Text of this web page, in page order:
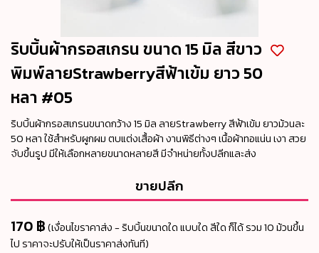
ริบบิ้นผ้ากรอสเกรน ขนาด 15 มิล สีขาว
พิมพ์ลายStrawberryสีฟ้าเข้ม ยาว 50
หลา #05
ริบบิ้นผ้ากรอสเกรนขนาดกว้าง 15 มิล ลายStrawberry สีฟ้าเข้ม ยาวม้วนละ
50 หลา ใช้สำหรับผูกผม ตบแต่งเสื้อผ้า งานพิธีต่างๆ เนื้อผ้าทอแน่น เงา สวย
จับขึ้นรูป มีให้เลือกหลายขนาดหลายสี มีจำหน่ายทั้งปลีกและส่ง
ขายปลีก
170 ฿(เงื่อนไขราคาส่ง - ริบบิ้นขนาดใด แบบใด สีใด ก็ได้ รวม 10 ม้วนขึ้น
ไป ราคาจะปรับให้เป็นราคาส่งทันที)